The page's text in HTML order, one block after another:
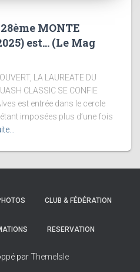
MONTE
est… (Le Mag
LA LAUREATE DU
CLASSIC SE CONFIE
est entrée dans le cercle
imposées plus d’une fois
CLUB & FÉDÉRATION
RESERVATION
parThemeIsle